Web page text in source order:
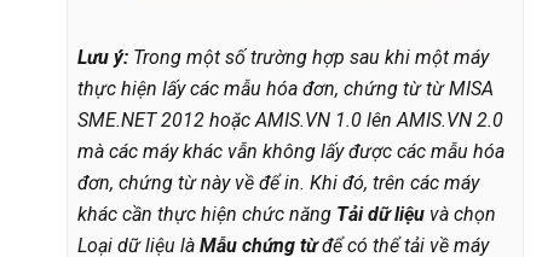
Lưu ý: Trong một số trường hợp sau khi một máy
thực hiện lấy các mẫu hóa đơn, chứng từ từ MISA
SME.NET 2012 hoặc AMIS.VN 1.0 lên AMIS.VN 2.0
mà các máy khác vẫn không lấy được các mẫu hóa
đơn, chứng từ này về để in. Khi đó, trên các máy
khác cần thực hiện chức năng Tải dữ liệu và chọn
Loại dữ liệu là Mẫu chứng từđể có thể tải về máy